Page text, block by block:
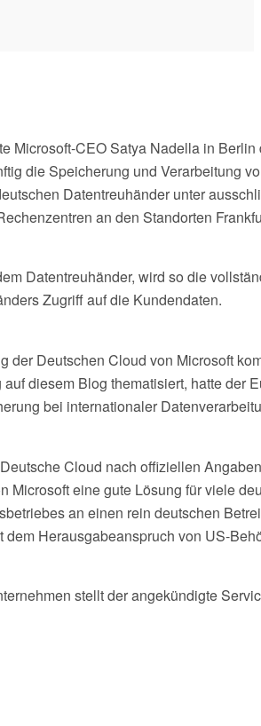
Microsoft-CEO Satya Nadella in
die Speicherung und Verarbeitung
Datentreuhänder unter
an den Standorten
Datentreuhänder, wird so die
Zugriff auf die Kundendaten.
der Deutschen Cloud von Microsoft
diesem Blog thematisiert, hatte der
bei internationaler
Cloud nach offiziellen
Microsoft eine gute Lösung für viele
an einen rein deutschen
dem Herausgabeanspruch von US-
stellt der angekündigte